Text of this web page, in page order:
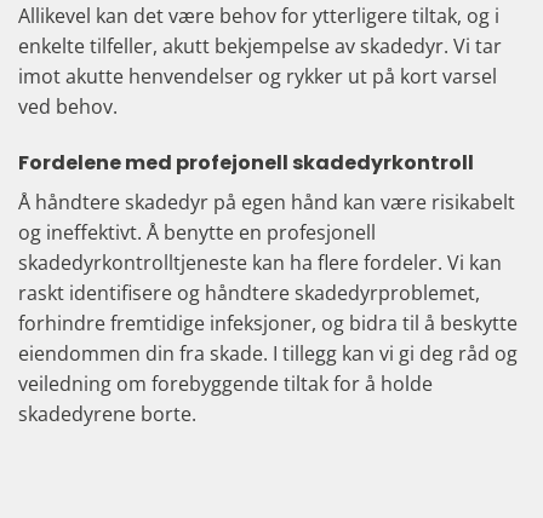
Allikevel kan det være behov for ytterligere tiltak, og i
enkelte tilfeller, akutt bekjempelse av skadedyr. Vi tar
imot akutte henvendelser og rykker ut på kort varsel
ved behov.
Fordelene med profejonell skadedyrkontroll
Å håndtere skadedyr på egen hånd kan være risikabelt
og ineffektivt. Å benytte en profesjonell
skadedyrkontrolltjeneste kan ha flere fordeler. Vi kan
raskt identifisere og håndtere skadedyrproblemet,
forhindre fremtidige infeksjoner, og bidra til å beskytte
eiendommen din fra skade. I tillegg kan vi gi deg råd og
veiledning om forebyggende tiltak for å holde
skadedyrene borte.